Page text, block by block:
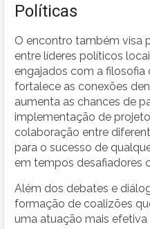
Políticas
O encontro também visa
entre líderes políticos
engajados com a filosofia
fortalece as conexões
aumenta as chances de
implementação de
colaboração entre
para o sucesso de
em tempos desafiadores
Além dos debates e
formação de coalizões
uma atuação mais